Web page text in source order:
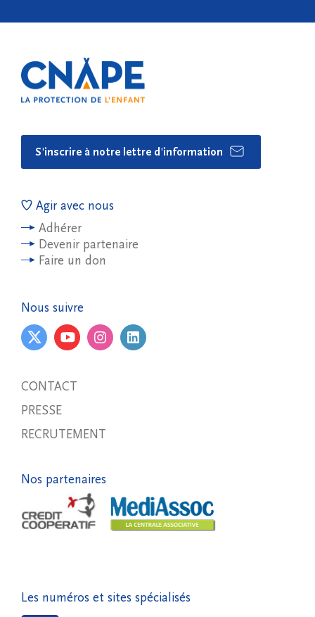
S'inscrire à notre lettre d'information
Agir avec nous
Adhérer
Devenir partenaire
Faire un don
Nous suivre
CONTACT
PRESSE
RECRUTEMENT
Nos partenaires
Les numéros et sites spécialisés